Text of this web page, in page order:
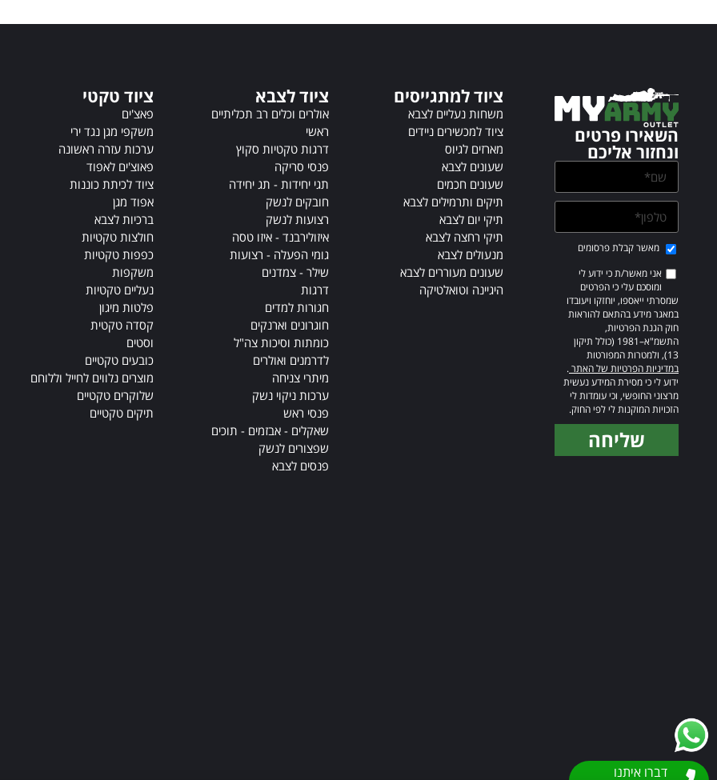
n
v
e
:
r
v
השאירו פרטים
ונחזור אליכם
מאשר קבלת פרסומים
אני מאשר/ת כי ידוע לי
ומוסכם עלי כי הפרטים
שמסרתי ייאספו, יוחזקו ויעובדו
במאגר מידע בהתאם להוראות
חוק הגנת הפרטיות,
התשמ"א–1981 (כולל תיקון
13), ולמטרות המפורטות
במדיניות הפרטיות של האתר.
ידוע לי כי מסירת המידע נעשית
מרצוני החופשי, וכי עומדות לי
הזכויות המוקנות לי לפי החוק.
שליחה
ציוד למתגייסים
משחות נעליים לצבא
ציוד למכשירים ניידים
מארזים לגיוס
שעונים לצבא
שעונים חכמים
תיקים ותרמילים לצבא
תיקי יום לצבא
תיקי רחצה לצבא
מנעולים לצבא
שעונים מעוררים לצבא
היגיינה וטואלטיקה
ציוד לצבא
אולרים וכלים רב תכליתיים
ראשי
דרגות טקטיות סקוץ
פנסי סריקה
תגי יחידות - תג יחידה
חובקים לנשק
רצועות לנשק
איזולירבנד - איזו טסה
גומי הפעלה - רצועות
שילר - צמדנים
דרגות
חגורות למדים
חוגרונים וארנקים
כומתות וסיכות צה"ל
לדרמנים ואולרים
מיתרי צניחה
ערכות ניקוי נשק
פנסי ראש
שאקלים - אבזמים - תוכים
שפצורים לנשק
פנסים לצבא
ציוד טקטי
פאצ'ים
משקפי מגן נגד ירי
ערכות עזרה ראשונה
פאוצ'ים לאפוד
ציוד לכיתת כוננות
אפוד מגן
ברכיות לצבא
חולצות טקטיות
כפפות טקטיות
משקפות
נעליים טקטיות
פלטות מיגון
קסדה טקטית
וסטים
כובעים טקטיים
מוצרים נלווים לחייל וללוחם
שלוקרים טקטיים
תיקים טקטיים
דברו איתנו